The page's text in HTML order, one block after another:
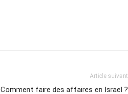
Article suivant
Comment faire des affaires en Israel ?